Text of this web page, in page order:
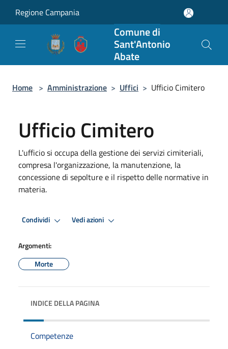
Regione Campania
Comune di
Sant'Antonio
Abate
Home > Amministrazione > Uffici > Ufficio Cimitero
Ufficio Cimitero
L'ufficio si occupa della gestione dei servizi cimiteriali,
compresa l'organizzazione, la manutenzione, la
concessione di sepolture e il rispetto delle normative in
materia.
Condividi Vedi azioni
Argomenti:
Morte
INDICE DELLA PAGINA
Competenze